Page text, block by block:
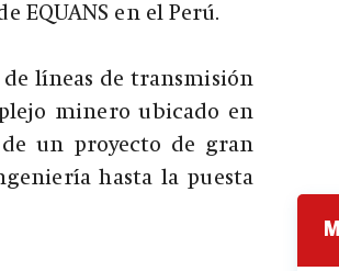
EQUANS en el Perú.
líneas de transmisión
minero ubicado en
un proyecto de gran
hasta la puesta